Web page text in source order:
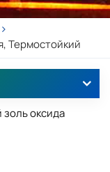
Термостойкий
оксида